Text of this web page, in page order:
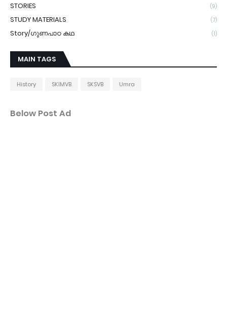
STORIES (9)
STUDY MATERIALS (7)
Story/ഗുണപാഠ കഥ (1)
MAIN TAGS
History SKIMVB SKSVB Umra
Below Post Ad